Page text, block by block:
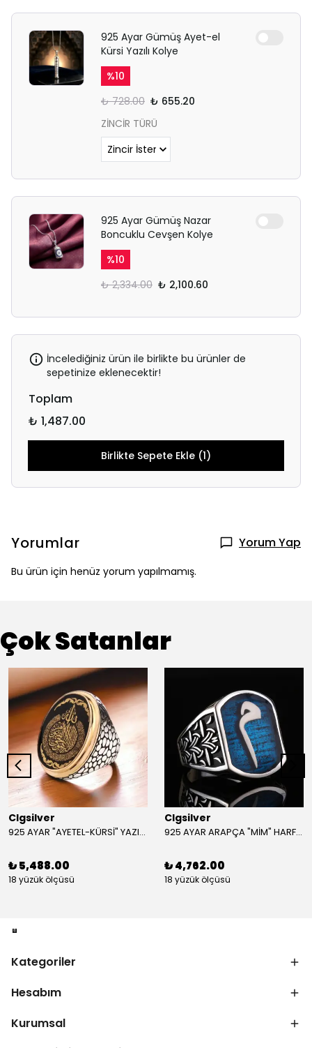
925 Ayar Gümüş Ayet-el
Kürsi Yazılı Kolye
%10
₺ 728.00 ₺ 655.20
ZİNCİR TÜRÜ
925 Ayar Gümüş Nazar
Boncuklu Cevşen Kolye
%10
₺ 2,334.00 ₺ 2,100.60
İncelediğiniz ürün ile birlikte bu ürünler de
sepetinize eklenecektir!
Toplam
₺ 1,487.00
Birlikte Sepete Ekle (1)
Yorumlar Yorum Yap
Bu ürün için henüz yorum yapılmamış.
Çok Satanlar
Clgsilver
925 AYAR "AYETEL-KÜRSİ" YAZILI GÜMÜŞ ERKEK YÜZÜK
₺ 5,488.00
18 yüzük ölçüsü
Clgsilver
925 AYAR ARAPÇA "MİM" HARFLİ GÜMÜŞ ERKEK YÜZÜK
₺ 4,762.00
18 yüzük ölçüsü
Kategoriler
Hesabım
Kurumsal